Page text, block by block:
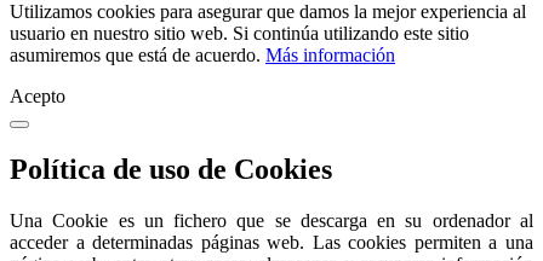
Utilizamos cookies para asegurar que damos la mejor experiencia al
usuario en nuestro sitio web. Si continúa utilizando este sitio
asumiremos que está de acuerdo. Más información
Acepto
Política de uso de Cookies
Una Cookie es un fichero que se descarga en su ordenador al
acceder a determinadas páginas web. Las cookies permiten a una